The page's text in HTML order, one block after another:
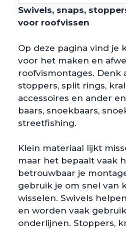
Swivels, snaps,
voor roofvissen
Op deze pagina vind je
voor het maken en
roofvismontages. Denk
stoppers, split rings,
accessoires en ander
baars, snoekbaars,
streetfishing.
Klein materiaal lijkt
maar het bepaalt vaak
betrouwbaar je
gebruik je om snel van
wisselen. Swivels
en worden vaak
onderlijnen. Stoppers,